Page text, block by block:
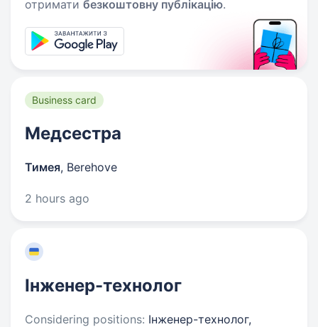
отримати безкоштовну публікацію.
Business card
Медсестра
Тимея, Berehove
2 hours ago
Інженер-технолог
Considering positions: Інженер-технолог,